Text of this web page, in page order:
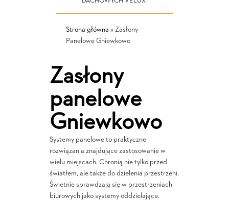
Strona główna » Zasłony
Panelowe Gniewkowo
Zasłony
panelowe
Gniewkowo
Systemy panelowe to praktyczne
rozwiązania znajdujące zastosowanie w
wielu miejscach. Chronią nie tylko przed
światłem, ale także do dzielenia przestrzeni.
Świetnie sprawdzają się w przestrzeniach
biurowych jako systemy oddzielające.